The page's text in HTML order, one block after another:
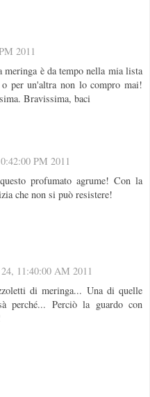
2011
è da tempo nella mia lista
per un'altra non lo compro mai!
Bravissima, baci
PM 2011
profumato agrume! Con la
che non si può resistere!
11:40:00 AM 2011
di meringa... Una di quelle
perché... Perciò la guardo con